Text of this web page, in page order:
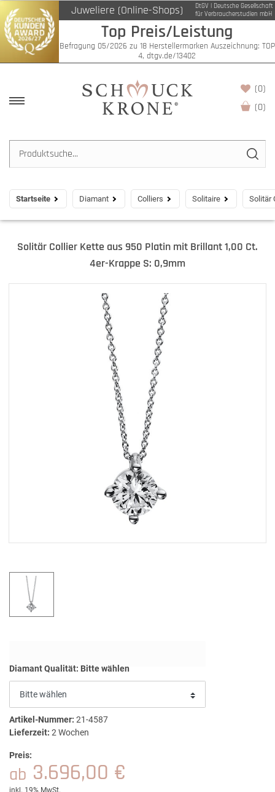
Juweliere (Online-Shops)
DtGV | Deutsche Gesellschaft
für Verbraucherstudien mbH
Top Preis/Leistung
Befragung 05/2026 zu 18 Herstellermarken Auszeichnung: TOP
4, dtgv.de/13402
(0)
(0)
Startseite Diamant Colliers Solitaire Solitär
Solitär Collier Kette aus 950 Platin mit Brillant 1,00 Ct.
4er-Krappe S: 0,9mm
Diamant Qualität: Bitte wählen
Artikel-Nummer: 21-4587
Lieferzeit: 2 Wochen
Preis:
ab 3.696,00 €